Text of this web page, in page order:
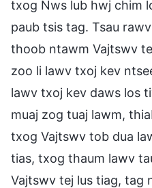
txog Nws lub hwj chim
paub tsis tag. Tsau
thoob ntawm Vajtswv
zoo li lawv txoj kev
lawv txoj kev daws los
muaj zog tuaj lawm,
txog Vajtswv tob dua
tias, txog thaum lawv
Vajtswv tej lus tiag, tag